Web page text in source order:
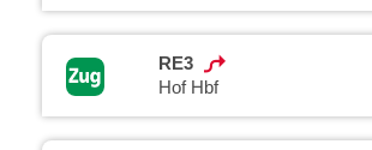
RE3
Hof Hbf